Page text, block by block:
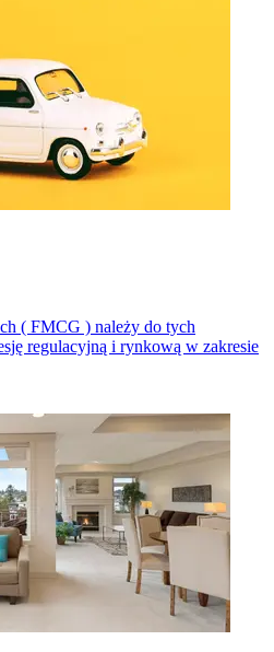
( FMCG ) należy do tych
regulacyjną i rynkową w zakresie